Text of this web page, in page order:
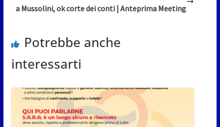
a Mussolini, ok corte dei conti | Anteprima Meeting
Potrebbe anche
interessarti